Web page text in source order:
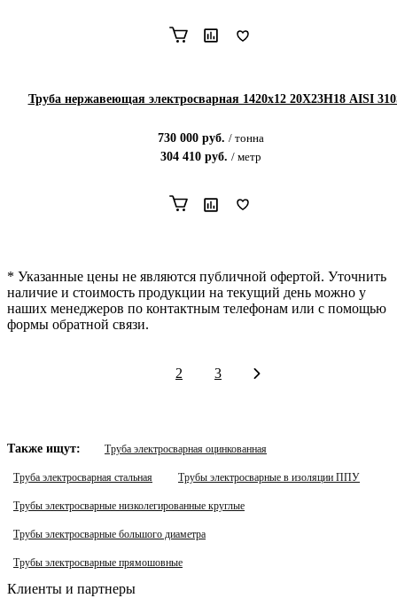
Труба нержавеющая электросварная 1420х12 20Х23Н18 AISI
730 000 руб. / тонна
304 410 руб. / метр
* Указанные цены не являются публичной офертой. Уточнить
наличие и стоимость продукции на текущий день можно у
наших менеджеров по контактным телефонам или с помощью
формы обратной связи.
2 3
Также ищут: Труба электросварная оцинкованная
Труба электросварная стальная Трубы электросварные в изоляции ППУ
Трубы электросварные низколегированные круглые
Трубы электросварные большого диаметра
Трубы электросварные прямошовные
Клиенты и партнеры